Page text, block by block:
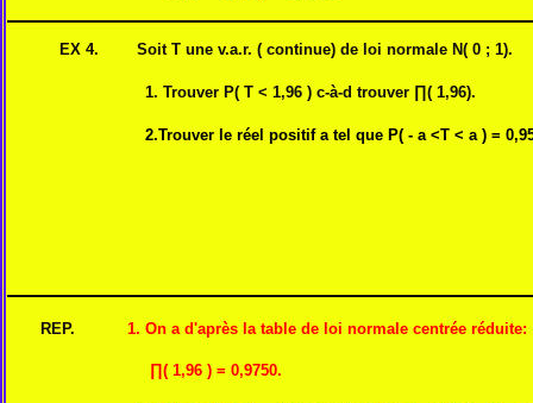
EX 4. Soit T une v.a.r. ( continue) de loi normale N( 0 ; 1).
1. Trouver P( T < 1,96 ) c-à-d trouver ∏( 1,96).
2.Trouver le réel positif a tel que P( - a <T < a ) =
REP. 1. On a d'après la table de loi normale centrée réduite:
∏( 1,96 ) = 0,9750.